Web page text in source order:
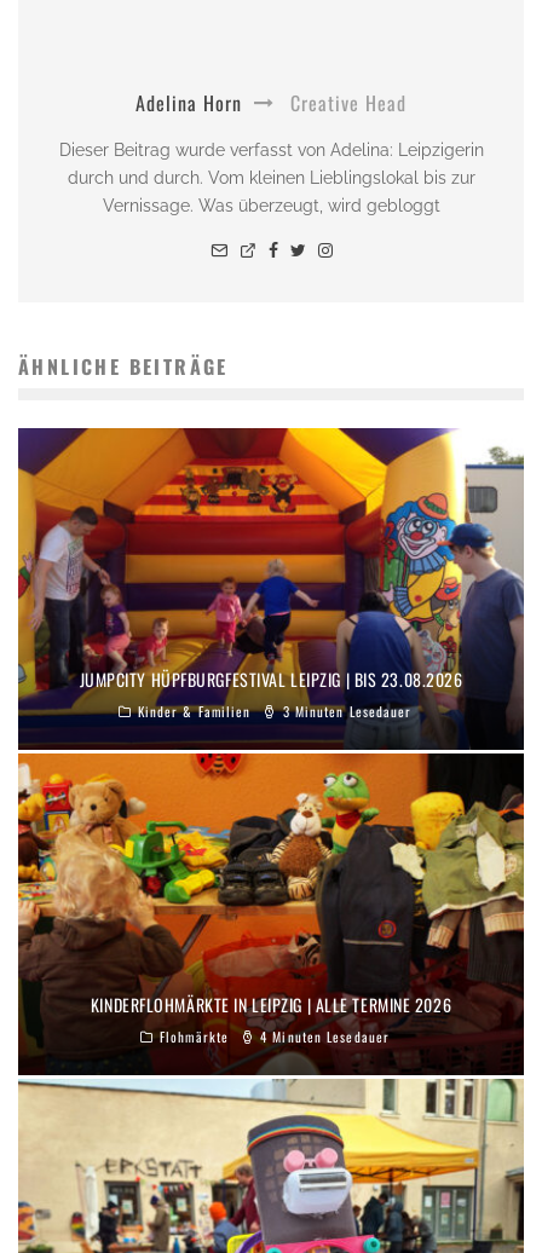
Adelina Horn Creative Head
Dieser Beitrag wurde verfasst von Adelina: Leipzigerin
durch und durch. Vom kleinen Lieblingslokal bis zur
Vernissage. Was überzeugt, wird gebloggt
ÄHNLICHE BEITRÄGE
JUMPCITY HÜPFBURGFESTIVAL LEIPZIG | BIS 23.08.2026
Kinder & Familien 3 Minuten Lesedauer
KINDERFLOHMÄRKTE IN LEIPZIG | ALLE TERMINE 2026
Flohmärkte 4 Minuten Lesedauer